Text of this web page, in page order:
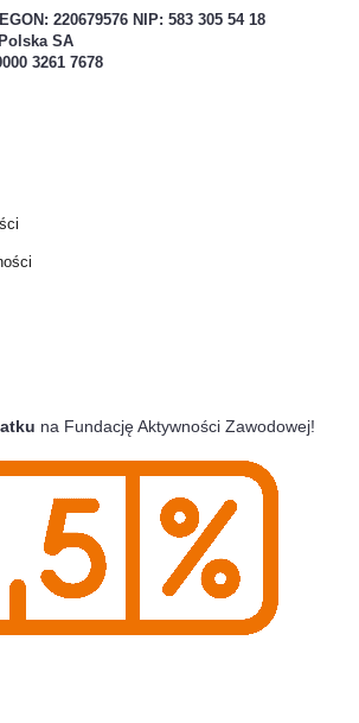
220679576 NIP: 583 305 54 18
SA
3261 7678
na Fundację Aktywności Zawodowej!